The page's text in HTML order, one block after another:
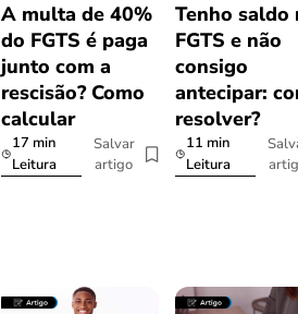
A multa de 40%
do FGTS é paga
junto com a
rescisão? Como
calcular
17 min
Leitura
Salvar
artigo
Tenho saldo
FGTS e não
consigo
antecipar:
resolver?
11 min
Leitura